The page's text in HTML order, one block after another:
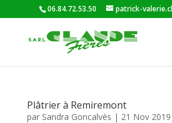
06.84.72.53.50 patrick-
Plâtrier à Remiremont
par Sandra Goncalvès | 21 Nov 2019